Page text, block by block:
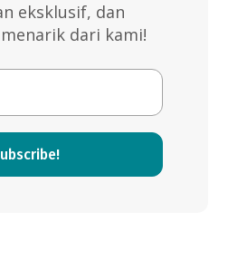
eksklusif, dan
dari kami!